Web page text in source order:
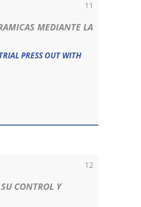
11
MEDIANTE LA
PRESS OUT WITH
12
CONTROL Y